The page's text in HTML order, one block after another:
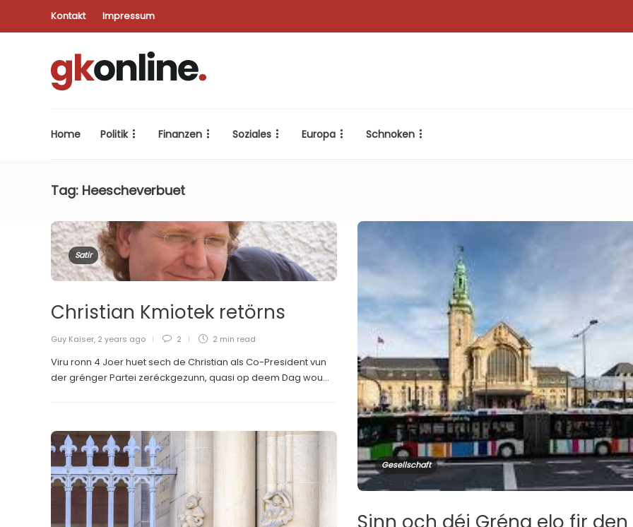
Kontakt Impressum
Home Politik Finanzen Soziales Europa Schnoken
Tag: Heescheverbuet
Satir
Christian Kmiotek retörns
Guy Kaiser, 2 years ago 2 2 min read
Viru ronn 4 Joer huet sech de Christian als Co-President vun
der grénger Partei zeréckgezunn, quasi op deem Dag wou...
Gesellschaft
Sinn och déi Gréng elo fir den